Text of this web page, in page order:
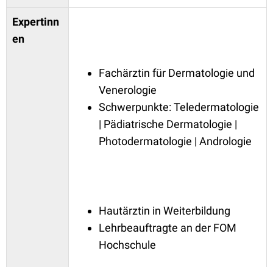
Expertinn
en
Fachärztin für Dermatologie und
Venerologie
Schwerpunkte: Teledermatologie
| Pädiatrische Dermatologie |
Photodermatologie | Andrologie
Hautärztin in Weiterbildung
Lehrbeauftragte an der FOM
Hochschule